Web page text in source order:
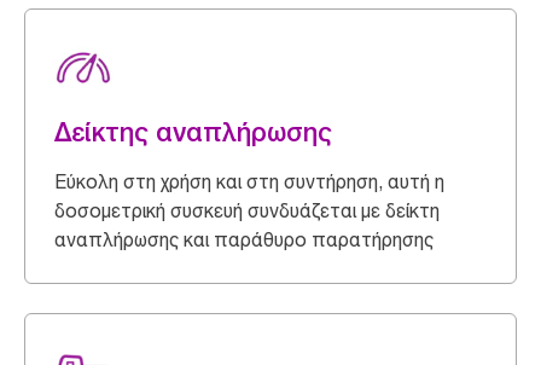
Δείκτης αναπλήρωσης
Εύκολη στη χρήση και στη συντήρηση, αυτή η
δοσομετρική συσκευή συνδυάζεται με δείκτη
αναπλήρωσης και παράθυρο παρατήρησης